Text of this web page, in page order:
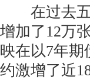
在过去五
增加了12万
映在以7年期
约激增了近